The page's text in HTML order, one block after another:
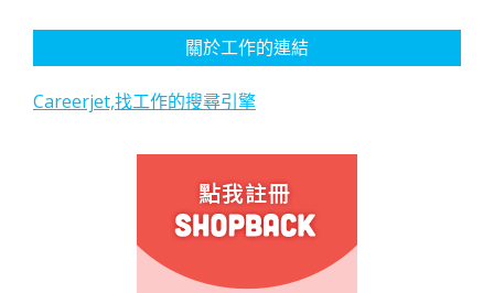
關於工作的連結
Careerjet,找工作的搜尋引擎